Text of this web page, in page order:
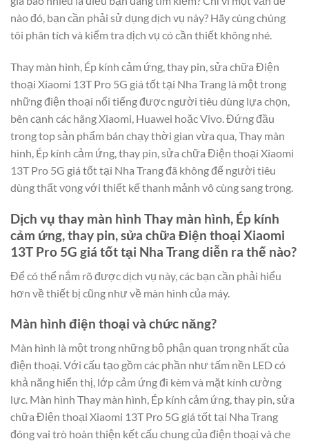
nào đó, bạn cần phải sử dụng dịch vụ này? Hãy cùng chúng
tôi phân tích và kiểm tra dịch vụ có cần thiết không nhé.
Thay màn hình, Ép kính cảm ứng, thay pin, sửa chữa Điện
thoại Xiaomi 13T Pro 5G giá tốt tại Nha Trang là một trong
những điện thoại nổi tiếng được người tiêu dùng lựa chọn,
bên cạnh các hãng Xiaomi, Huawei hoặc Vivo. Đứng đầu
trong top sản phẩm bán chạy thời gian vừa qua, Thay màn
hình, Ép kính cảm ứng, thay pin, sửa chữa Điện thoại Xiaomi
13T Pro 5G giá tốt tại Nha Trang đã không để người tiêu
dùng thất vọng với thiết kế thanh mảnh vô cùng sang trọng.
Dịch vụ thay màn hình Thay màn hình, Ép kính
cảm ứng, thay pin, sửa chữa Điện thoại Xiaomi
13T Pro 5G giá tốt tại Nha Trang diễn ra thế nào?
Để có thể nắm rõ được dịch vụ này, các bạn cần phải hiểu
hơn về thiết bị cũng như về màn hình của máy.
Màn hình điện thoại và chức năng?
Màn hình là một trong những bộ phận quan trọng nhất của
điện thoại. Với cấu tạo gồm các phần như tấm nền LED có
khả năng hiển thị, lớp cảm ứng đi kèm và mặt kính cường
lực. Màn hình Thay màn hình, Ép kính cảm ứng, thay pin, sửa
chữa Điện thoại Xiaomi 13T Pro 5G giá tốt tại Nha Trang
đóng vai trò hoàn thiện kết cấu chung của điện thoại và che